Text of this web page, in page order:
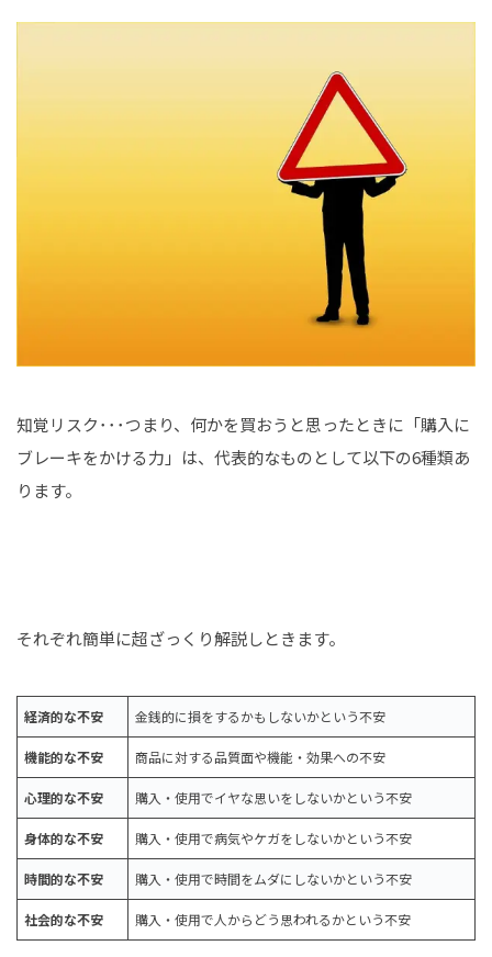
知覚リスク･･･つまり、何かを買おうと思ったときに「購入に
ブレーキをかける力」は、代表的なものとして以下の6種類あ
ります。
それぞれ簡単に超ざっくり解説しときます。
経済的な不安 金銭的に損をするかもしないかという不安
機能的な不安 商品に対する品質面や機能・効果への不安
心理的な不安 購入・使用でイヤな思いをしないかという不安
身体的な不安 購入・使用で病気やケガをしないかという不安
時間的な不安 購入・使用で時間をムダにしないかという不安
社会的な不安 購入・使用で人からどう思われるかという不安